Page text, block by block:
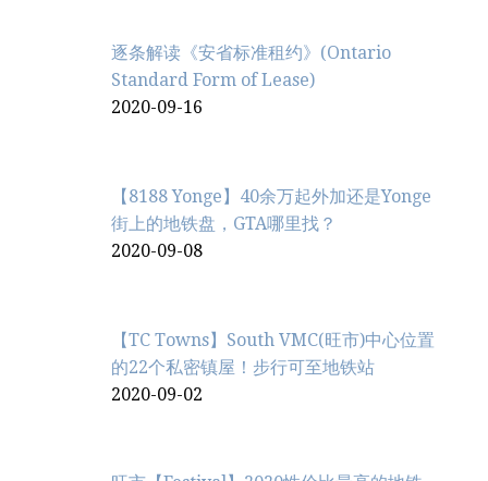
逐条解读《安省标准租约》(Ontario
Standard Form of Lease)
2020-09-16
【8188 Yonge】40余万起外加还是Yonge
街上的地铁盘，GTA哪里找？
2020-09-08
【TC Towns】South VMC(旺市)中心位置
的22个私密镇屋！步行可至地铁站
2020-09-02